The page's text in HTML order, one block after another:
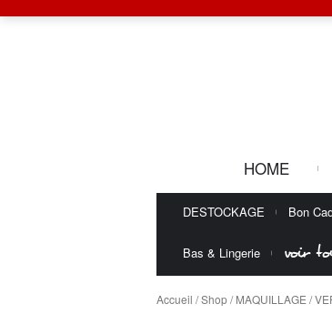
HOME
DESTOCKAGE Bon
Bas & Lingerie voir
Accueil /Shop/MAQUILLAGE /